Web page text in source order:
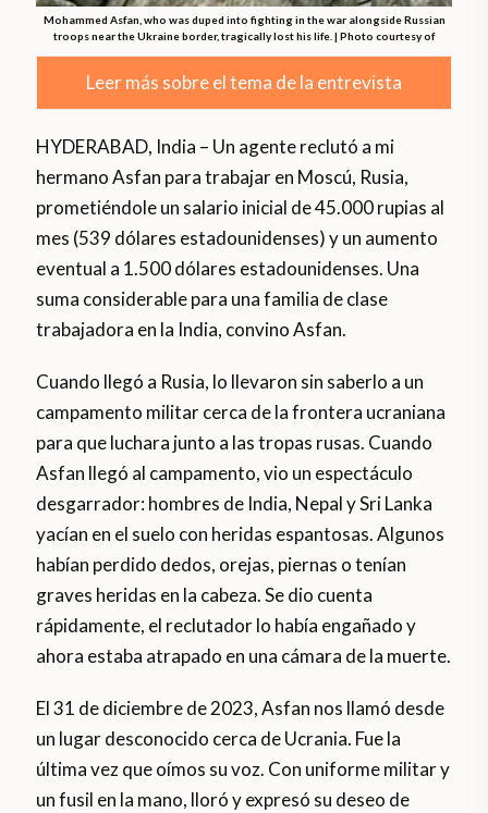
Mohammed Asfan, who was duped into fighting in the war alongside Russian
troops near the Ukraine border, tragically lost his life. | Photo courtesy of
Leer más sobre el tema de la entrevista
HYDERABAD, India – Un agente reclutó a mi
hermano Asfan para trabajar en Moscú, Rusia,
prometiéndole un salario inicial de 45.000 rupias al
mes (539 dólares estadounidenses) y un aumento
eventual a 1.500 dólares estadounidenses. Una
suma considerable para una familia de clase
trabajadora en la India, convino Asfan.
Cuando llegó a Rusia, lo llevaron sin saberlo a un
campamento militar cerca de la frontera ucraniana
para que luchara junto a las tropas rusas. Cuando
Asfan llegó al campamento, vio un espectáculo
desgarrador: hombres de India, Nepal y Sri Lanka
yacían en el suelo con heridas espantosas. Algunos
habían perdido dedos, orejas, piernas o tenían
graves heridas en la cabeza. Se dio cuenta
rápidamente, el reclutador lo había engañado y
ahora estaba atrapado en una cámara de la muerte.
El 31 de diciembre de 2023, Asfan nos llamó desde
un lugar desconocido cerca de Ucrania. Fue la
última vez que oímos su voz. Con uniforme militar y
un fusil en la mano, lloró y expresó su deseo de